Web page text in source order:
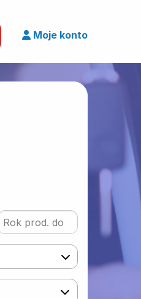
Moje konto